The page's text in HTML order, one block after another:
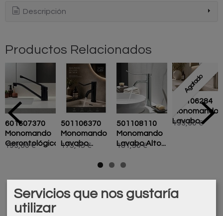
Descripción
Productos Relacionados
601607370
Monomando
Gerontológico...
193,60 €
501106370
Monomando
Lavabo...
175,45 €
501108110
Monomando
Lavabo Alto...
181,50 €
Agotado
501106284
Monomando
Lavabo...
193,60 €
Servicios que nos gustaría
utilizar